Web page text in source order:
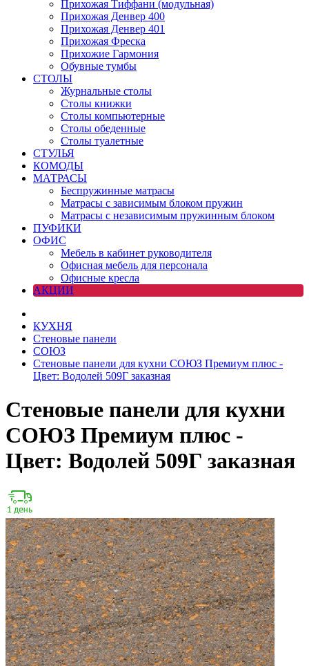
Прихожая Тиффани (модульная)
Прихожая Денвер 400
Прихожая Денвер 401
Прихожая Фреска
Прихожие Гармония
Обувные тумбы
СТОЛЫ
Журнальные столы
Столы книжки
Столы компьютерные
Столы обеденные
Столы туалетные
СТУЛЬЯ
КОМОДЫ
МАТРАСЫ
Беспружинные матрасы
Матрасы с зависимым блоком пружин
Матрасы с независимым пружинным блоком
ПУФИКИ
ОФИС
Мебель в кабинет руководителя
Офисная мебель для персонала
Офисные кресла
АКЦИИ
КУХНЯ
Стеновые панели
СОЮЗ
Стеновые панели для кухни СОЮЗ Премиум плюс -
Цвет: Водолей 509Г заказная
Стеновые панели для кухни
СОЮЗ Премиум плюс -
Цвет: Водолей 509Г заказная